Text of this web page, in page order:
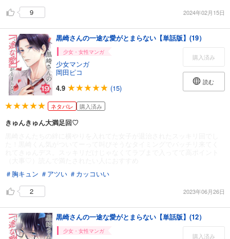
9
2024年02月15日
黒崎さんの一途な愛がとまらない【単話版】(19）
少女・女性マンガ
少女マンガ
岡田ピコ
4.9
(15)
購入済み
読む
ネタバレ 購入済み
きゅんきゅん大満足回♡
＃胸キュン ＃アツい ＃カッコいい
2
2023年06月26日
黒崎さんの一途な愛がとまらない【単話版】(12）
少女・女性マンガ
購入済み